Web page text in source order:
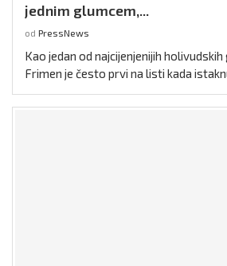
jednim glumcem,...
od PressNews
Kao jedan od najcijenjenijih
Frimen je često prvi na listi kada